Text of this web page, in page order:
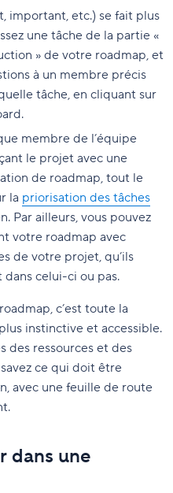
important, etc.) se fait plus
une tâche de la partie «
» de votre roadmap, et
à un membre précis
tâche, en cliquant sur
membre de l’équipe
le projet avec une
de roadmap, tout le
la priorisation des tâches
Par ailleurs, vous pouvez
votre roadmap avec
de votre projet, qu’ils
celui-ci ou pas.
c’est toute la
instinctive et accessible.
des ressources et des
ce qui doit être
avec une feuille de route
dans une